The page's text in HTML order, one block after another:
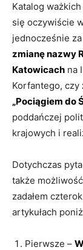
Katalog
się oczywiście
jednocześnie
zmianę nazwy
Katowicach na
Korfantego, czy
„Pociągiem do
poddańczej
krajowych i
Dotychczas
także
zadałem
artykułach
Pierwsze –